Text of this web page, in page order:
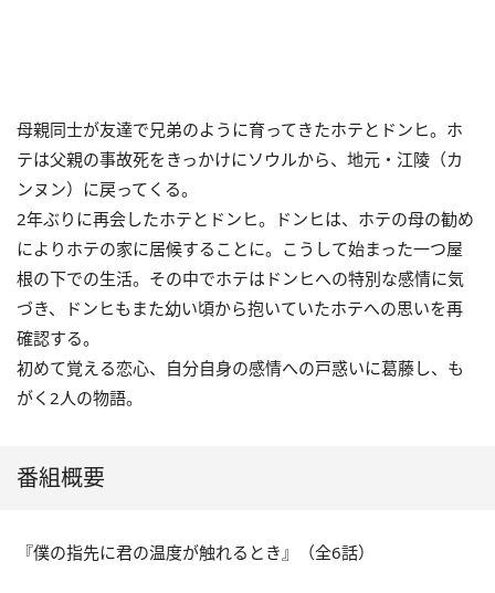
母親同士が友達で兄弟のように育ってきたホテとドンヒ。ホ
テは父親の事故死をきっかけにソウルから、地元・江陵（カ
ンヌン）に戻ってくる。
2年ぶりに再会したホテとドンヒ。ドンヒは、ホテの母の勧め
によりホテの家に居候することに。こうして始まった一つ屋
根の下での生活。その中でホテはドンヒへの特別な感情に気
づき、ドンヒもまた幼い頃から抱いていたホテへの思いを再
確認する。
初めて覚える恋心、自分自身の感情への戸惑いに葛藤し、も
がく2人の物語。
番組概要
『僕の指先に君の温度が触れるとき』（全6話）